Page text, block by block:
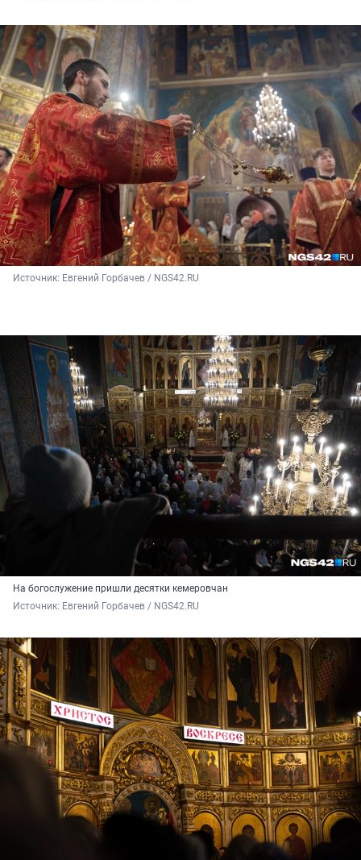
Источник: Евгений Горбачев / NGS42.RU
На богослужение пришли десятки кемеровчан
Источник: Евгений Горбачев / NGS42.RU